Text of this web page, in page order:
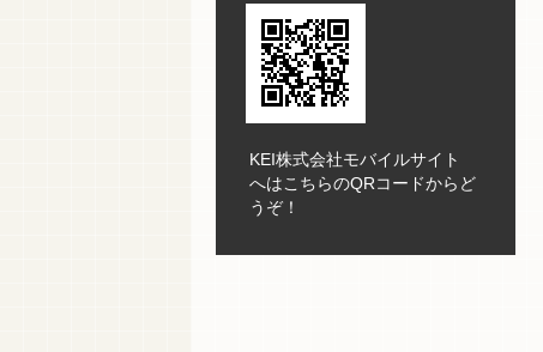
KEI株式会社モバイルサイト
へはこちらのQRコードからど
うぞ！